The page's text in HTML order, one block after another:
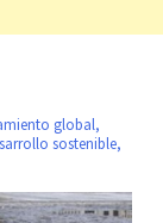
global,
sostenible,